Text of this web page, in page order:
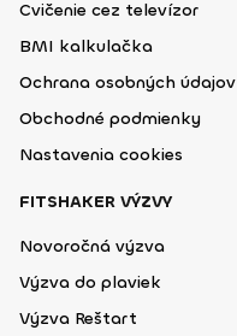
Cvičenie cez televízor
BMI kalkulačka
Ochrana osobných údajov
Obchodné podmienky
Nastavenia cookies
FITSHAKER VÝZVY
Novoročná výzva
Výzva do plaviek
Výzva Reštart